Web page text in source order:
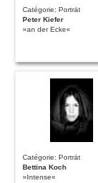
Catégorie: Porträt
Peter Kiefer
»an der Ecke«
Catégorie: Porträt
Bettina Koch
»Intense«